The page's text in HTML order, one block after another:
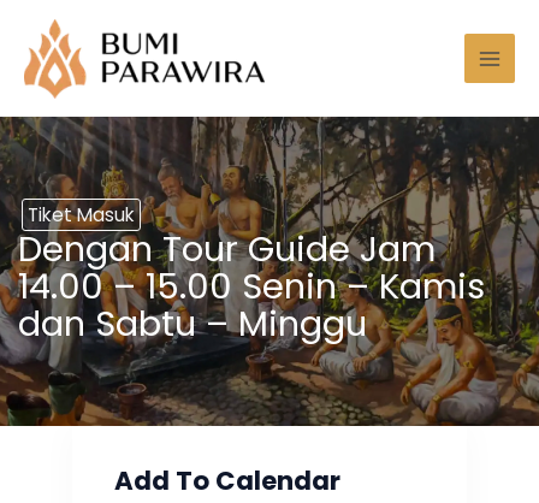
konten
Tiket Masuk
Dengan Tour Guide Jam
14.00 – 15.00 Senin – Kamis
dan Sabtu – Minggu
Add To Calendar